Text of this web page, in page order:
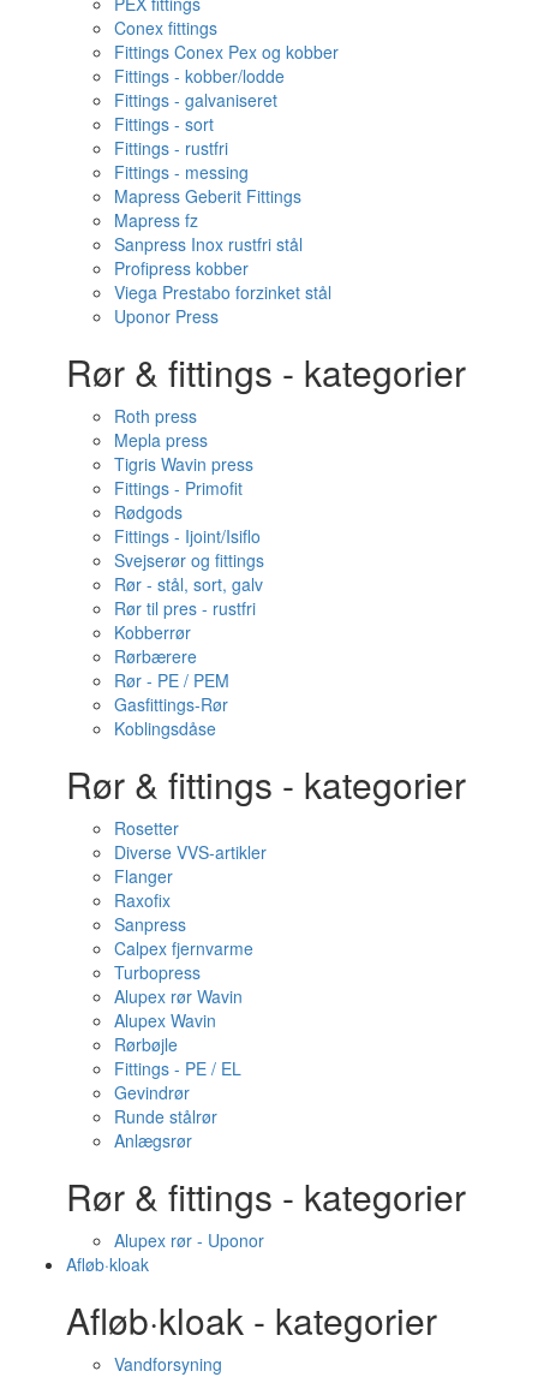
Conex fittings
Fittings Conex Pex og kobber
Fittings - kobber/lodde
Fittings - galvaniseret
Fittings - sort
Fittings - rustfri
Fittings - messing
Mapress Geberit Fittings
Mapress fz
Sanpress Inox rustfri stål
Profipress kobber
Viega Prestabo forzinket stål
Uponor Press
Rør & fittings - kategorier
Roth press
Mepla press
Tigris Wavin press
Fittings - Primofit
Rødgods
Fittings - Ijoint/Isiflo
Svejserør og fittings
Rør - stål, sort, galv
Rør til pres - rustfri
Kobberrør
Rørbærere
Rør - PE / PEM
Gasfittings-Rør
Koblingsdåse
Rør & fittings - kategorier
Rosetter
Diverse VVS-artikler
Flanger
Raxofix
Sanpress
Calpex fjernvarme
Turbopress
Alupex rør Wavin
Alupex Wavin
Rørbøjle
Fittings - PE / EL
Gevindrør
Runde stålrør
Anlægsrør
Rør & fittings - kategorier
Alupex rør - Uponor
Afløb·kloak
Afløb·kloak - kategorier
Vandforsyning